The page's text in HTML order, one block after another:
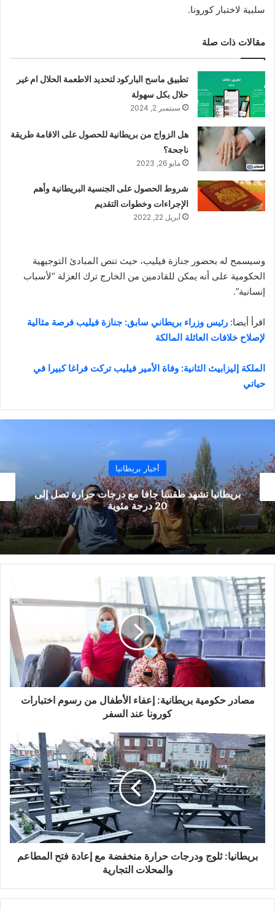
سلبية لاختبار كورونا.
مقالات ذات صلة
تطبيق ماسح الباركود لتحديد الاطعمة الحلال ام غير
حلال بكل سهولة
سبتمبر 2, 2024
هل الزواج من بريطانية للحصول على الاقامة طريقة
ناجحة؟
مايو 26, 2023
شروط الحصول على الجنسية البريطانية وأهم
الإجراءات وخطوات التقديم
أبريل 22, 2022
وسيسمح له بحضور جنازة فيليب، حيث تنص المبادئ التوجيهية
الحكومية على أنه يمكن للقادمين من الخارج ترك العزلة “لأسباب
إنسانية”.
اقرأ أيضا: رئيس وزراء بريطاني سابق: جنازة فيليب فرصة مثالية
لإصلاح خلافات العائلة المالكة
الملكة إليزابيث الثانية: وفاة الأمير فيليب تركت فراغا كبيرا في
حياتي
أخبار بريطانيا
العلماء: شهر يناير قد يشهد ذروة حادة لتفشي المرض
مصادر
حكومية
بريطانية:
إعفاء
الأطفال
رسوم
اختبارات
كورونا
مصادر حكومية بريطانية: إعفاء الأطفال من رسوم اختبارات
كورونا عند السفر
بريطانيا:
ثلوج
ودرجات
حرارة
منخفضة
مع
إعادة
المطاعم
والمحلات
بريطانيا: ثلوج ودرجات حرارة منخفضة مع إعادة فتح المطاعم
والمحلات التجارية